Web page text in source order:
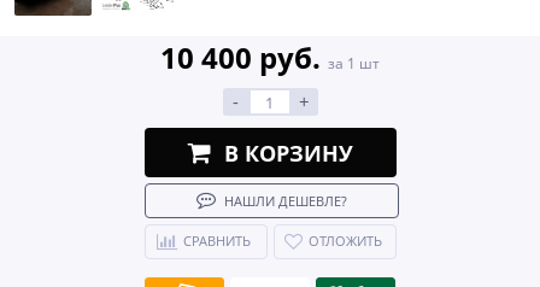
10 400 руб. за 1 шт
- +
В КОРЗИНУ
НАШЛИ ДЕШЕВЛЕ?
СРАВНИТЬ ОТЛОЖИТЬ